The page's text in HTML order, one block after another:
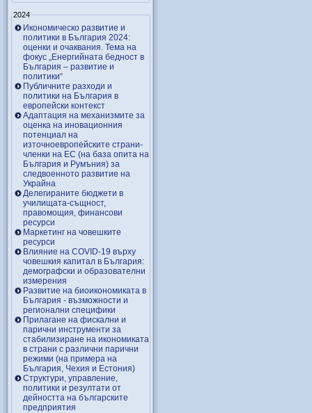
2024
Икономическо развитие и
политики в България 2024:
оценки и очаквания. Тема на
фокус „Енергийната бедност в
България – развитие и
политики“
Публичните разходи и
политики на България в
европейски контекст
Адаптация на механизмите за
оценка на иновационния
потенциал на
източноевропейските страни-
членки на ЕС (на база опита на
България и Румъния) за
следвоенното развитие на
Украйна
Делегираните бюджети в
училищата-същност,
правомощия, финансови
ресурси
Маркетинг на човешките
ресурси
Влияние на COVID-19 върху
човешкия капитал в България:
демографски и образователни
измерения
Развитие на биоикономиката в
България - възможности и
регионални специфики
Прилагане на фискални и
парични инструменти за
стабилизиране на икономиката
в страни с различни парични
режими (на примера на
България, Чехия и Естония)
Структури, управление,
политики и резултати от
дейността на българските
предприятия